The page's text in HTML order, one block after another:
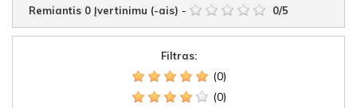
Remiantis 0 Įvertinimu (-ais) - 0/5
Filtras:
(0)
(0)